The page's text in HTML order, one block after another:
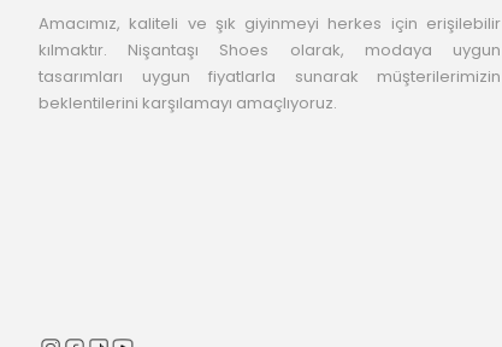
Amacımız, kaliteli ve şık giyinmeyi herkes için erişilebilir
kılmaktır. Nişantaşı Shoes olarak, modaya uygun
tasarımları uygun fiyatlarla sunarak müşterilerimizin
beklentilerini karşılamayı amaçlıyoruz.